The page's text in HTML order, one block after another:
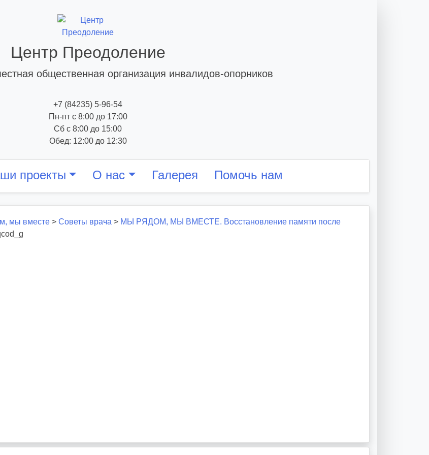
Центр Преодоление
общественная организация инвалидов-опорников
+7 (84235) 5-96-54
Пн-пт с 8:00 до 17:00
Сб с 8:00 до 15:00
Обед: 12:00 до 12:30
проекты О нас Галерея Помочь нам
мы вместе > Советы врача > МЫ РЯДОМ, МЫ ВМЕСТЕ. Восстановление памяти после